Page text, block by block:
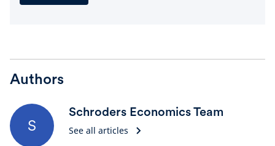
Authors
S
Schroders Economics Team
See all articles